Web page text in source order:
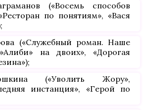
(«Восемь способов
по понятиям», «Вася
(«Служебный роман. Наше
на двоих», «Дорогая
(«Уволить Жору»,
инстанция», «Герой по